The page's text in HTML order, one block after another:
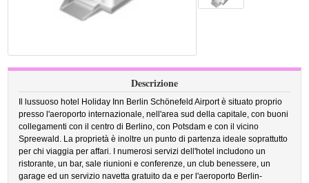
Descrizione
Il lussuoso hotel Holiday Inn Berlin Schönefeld Airport è situato proprio
presso l'aeroporto internazionale, nell'area sud della capitale, con buoni
collegamenti con il centro di Berlino, con Potsdam e con il vicino
Spreewald. La proprietà è inoltre un punto di partenza ideale soprattutto
per chi viaggia per affari. I numerosi servizi dell'hotel includono un
ristorante, un bar, sale riunioni e conferenze, un club benessere, un
garage ed un servizio navetta gratuito da e per l'aeroporto Berlin-